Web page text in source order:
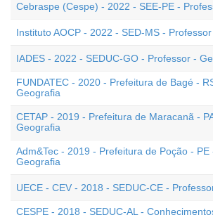
Cebraspe (Cespe) - 2022 - SEE-PE -
Instituto AOCP - 2022 - SED-MS -
IADES - 2022 - SEDUC-GO - Professor -
FUNDATEC - 2020 - Prefeitura de Bagé -
Geografia
CETAP - 2019 - Prefeitura de Maracanã -
Geografia
Adm&Tec - 2019 - Prefeitura de Poção - PE
Geografia
UECE - CEV - 2018 - SEDUC-CE -
CESPE - 2018 - SEDUC-AL -